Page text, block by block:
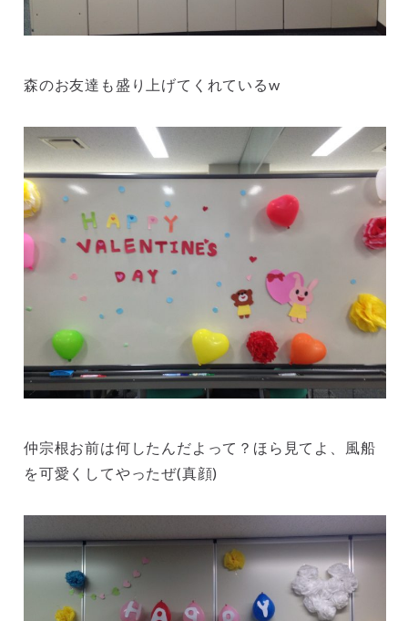
森のお友達も盛り上げてくれているw
仲宗根お前は何したんだよって？ほら見てよ、風船
を可愛くしてやったぜ(真顔)